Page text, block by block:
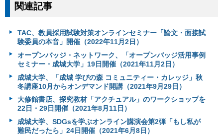
関連記事
TAC、教員採用試験対策オンラインセミナー「論文・面接試
験委員の本音」開催（2022年11月2日）
オープンバッジ・ネットワーク、「オープンバッジ活用事例
セミナー・成城大学」19日開催（2021年11月2日）
成城大学、「成城 学びの森 コミュニティー・カレッジ」秋
冬講座10月からオンデマンド開講（2021年9月29日）
大修館書店、探究教材「アクチュアル」のワークショップを
22日・29日開催（2021年8月11日）
成城大学、SDGsを学ぶオンライン講演会第2弾「もし私が
難民だったら」24日開催（2021年6月8日）